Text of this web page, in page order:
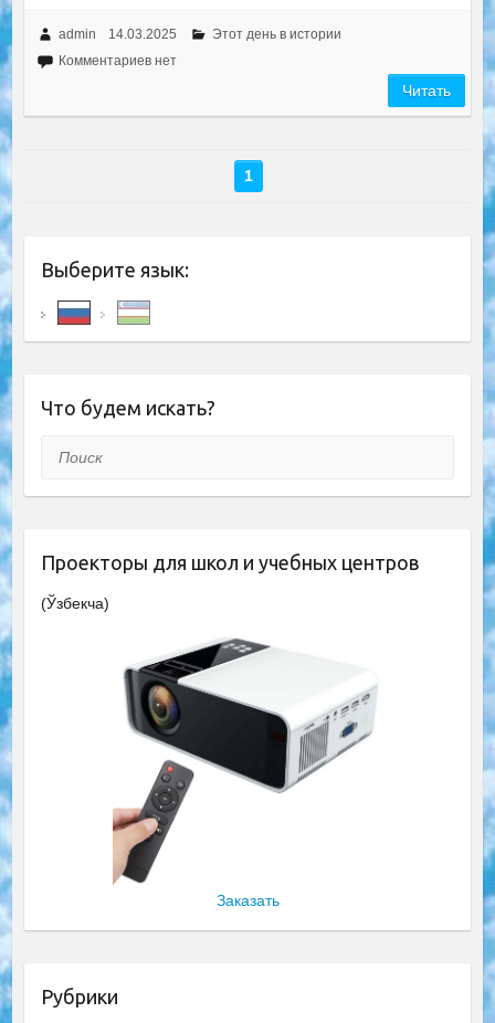
admin 14.03.2025
Этот день в истории
Комментариев нет
Читать
1
Выберите язык:
Что будем искать?
Поиск
Проекторы для школ и учебных центров
(Ўзбекча)
Заказать
Рубрики